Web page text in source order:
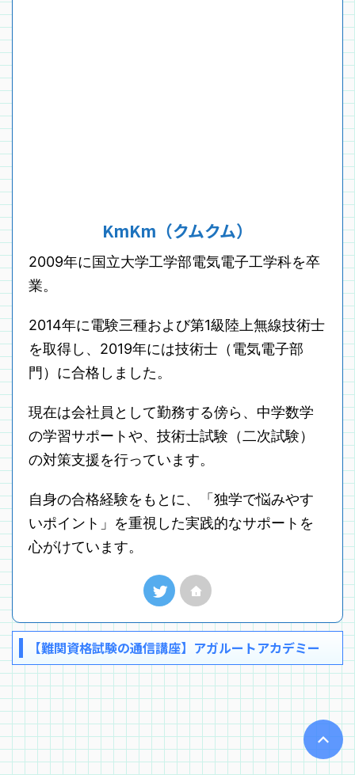
KmKm（クムクム）
2009年に国立大学工学部電気電子工学科を卒
業。
2014年に電験三種および第1級陸上無線技術士
を取得し、2019年には技術士（電気電子部
門）に合格しました。
現在は会社員として勤務する傍ら、中学数学
の学習サポートや、技術士試験（二次試験）
の対策支援を行っています。
自身の合格経験をもとに、「独学で悩みやす
いポイント」を重視した実践的なサポートを
心がけています。
【難関資格試験の通信講座】アガルートアカデミー